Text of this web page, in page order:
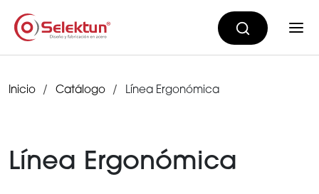
Inicio Catálogo Línea Ergonómica
Línea Ergonómica